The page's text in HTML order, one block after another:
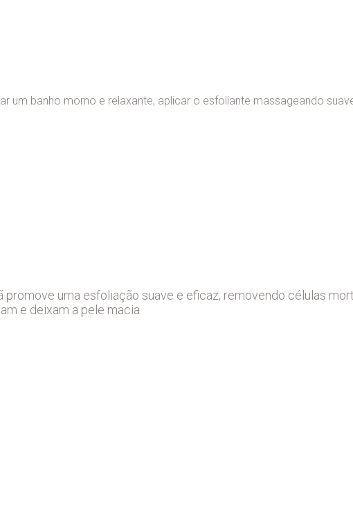
um banho morno e relaxante, aplicar o esfoliante massageando
promove uma esfoliação suave e eficaz, removendo células
e deixam a pele macia.